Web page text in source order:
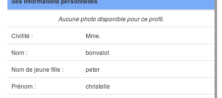
Aucune photo disponible pour ce profil.
Civilité :
Mme.
Nom :
bonvalot
Nom de jeune fille :
peter
Prénom :
christelle